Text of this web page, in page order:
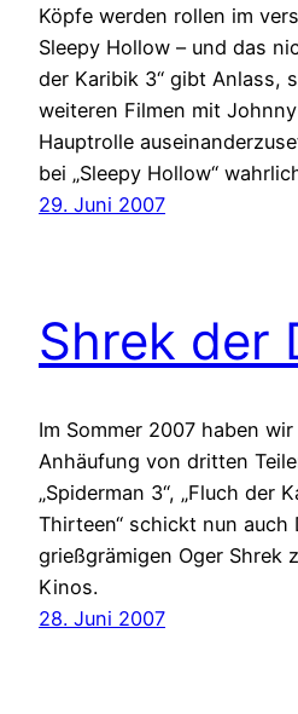
Köpfe werden rollen im
Sleepy Hollow – und das
der Karibik 3“ gibt Anlass,
weiteren Filmen mit
Hauptrolle
bei „Sleepy Hollow“
29. Juni 2007
Shrek der
Im Sommer 2007 haben
Anhäufung von dritten
„Spiderman 3“, „Fluch der
Thirteen“ schickt nun auch
grießgrämigen Oger Shrek
Kinos.
28. Juni 2007